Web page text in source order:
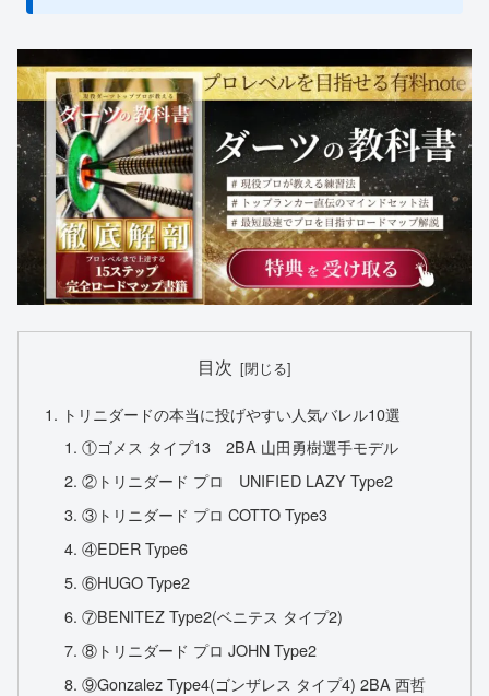
目次
トリニダードの本当に投げやすい人気バレル10選
①ゴメス タイプ13 2BA 山田勇樹選手モデル
②トリニダード プロ UNIFIED LAZY Type2
③トリニダード プロ COTTO Type3
④EDER Type6
⑥HUGO Type2
⑦BENITEZ Type2(ベニテス タイプ2)
⑧トリニダード プロ JOHN Type2
⑨Gonzalez Type4(ゴンザレス タイプ4) 2BA 西哲